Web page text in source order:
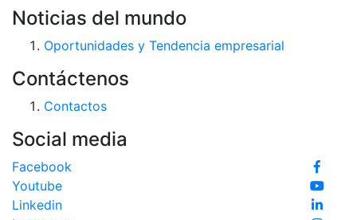
Noticias del mundo
Oportunidades y Tendencia empresarial
Contáctenos
Contactos
Social media
Facebook
Youtube
Linkedin